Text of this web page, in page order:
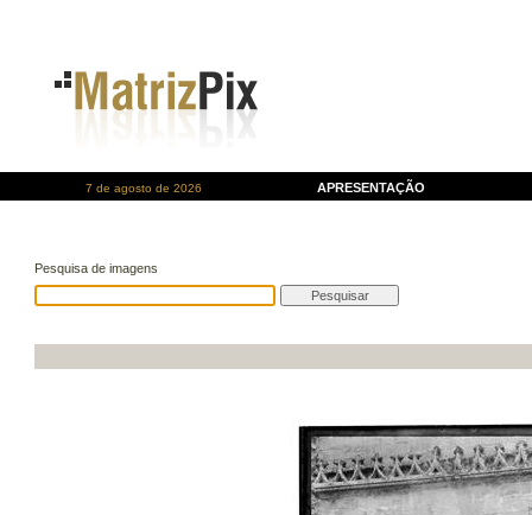
7 de agosto de 2026 APRESENTAÇÃO
Pesquisa de imagens